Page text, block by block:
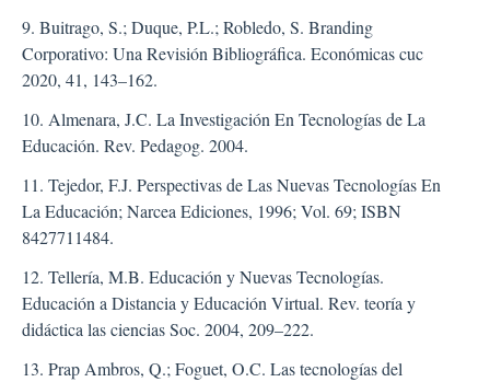
9. Buitrago, S.; Duque, P.L.; Robledo, S. Branding
Corporativo: Una Revisión Bibliográfica. Económicas cuc
2020, 41, 143–162.
10. Almenara, J.C. La Investigación En Tecnologías de La
Educación. Rev. Pedagog. 2004.
11. Tejedor, F.J. Perspectivas de Las Nuevas Tecnologías En
La Educación; Narcea Ediciones, 1996; Vol. 69; ISBN
8427711484.
12. Tellería, M.B. Educación y Nuevas Tecnologías.
Educación a Distancia y Educación Virtual. Rev. teoría y
didáctica las ciencias Soc. 2004, 209–222.
13. Prap Ambros, Q.; Foguet, O.C. Las tecnologías del